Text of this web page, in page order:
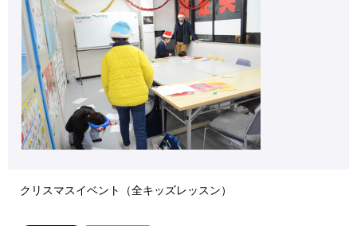
クリスマスイベント（全キッズレッスン）